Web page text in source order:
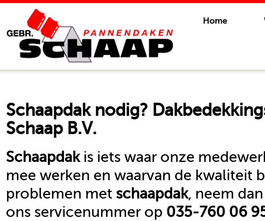
Home
Schaapdaknodig?
Schaap B.V.
Schaapdakis iets waar onze
mee werken en waarvan de kwaliteit
problemen met schaapdak, neem
ons servicenummer op 035-760 06